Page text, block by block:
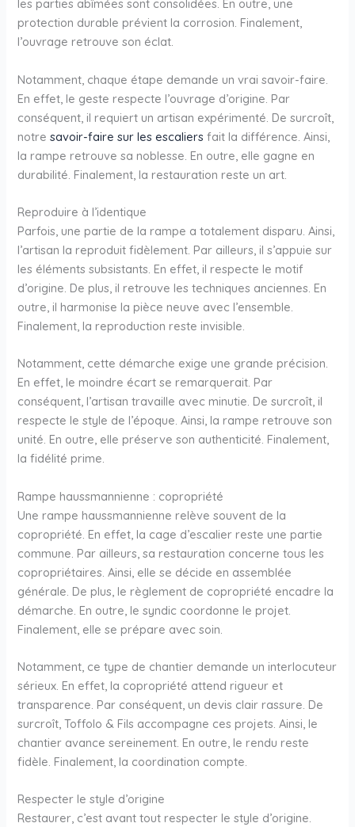
les parties abîmées sont consolidées. En outre, une
protection durable prévient la corrosion. Finalement,
l’ouvrage retrouve son éclat.
Notamment, chaque étape demande un vrai savoir-faire.
En effet, le geste respecte l’ouvrage d’origine. Par
conséquent, il requiert un artisan expérimenté. De surcroît,
notresavoir-faire sur les escaliers fait la différence. Ainsi,
la rampe retrouve sa noblesse. En outre, elle gagne en
durabilité. Finalement, la restauration reste un art.
Reproduire à l’identique
Parfois, une partie de la rampe a totalement disparu. Ainsi,
l’artisan la reproduit fidèlement. Par ailleurs, il s’appuie sur
les éléments subsistants. En effet, il respecte le motif
d’origine. De plus, il retrouve les techniques anciennes. En
outre, il harmonise la pièce neuve avec l’ensemble.
Finalement, la reproduction reste invisible.
Notamment, cette démarche exige une grande précision.
En effet, le moindre écart se remarquerait. Par
conséquent, l’artisan travaille avec minutie. De surcroît, il
respecte le style de l’époque. Ainsi, la rampe retrouve son
unité. En outre, elle préserve son authenticité. Finalement,
la fidélité prime.
Rampe haussmannienne : copropriété
Une rampe haussmannienne relève souvent de la
copropriété. En effet, la cage d’escalier reste une partie
commune. Par ailleurs, sa restauration concerne tous les
copropriétaires. Ainsi, elle se décide en assemblée
générale. De plus, le règlement de copropriété encadre la
démarche. En outre, le syndic coordonne le projet.
Finalement, elle se prépare avec soin.
Notamment, ce type de chantier demande un interlocuteur
sérieux. En effet, la copropriété attend rigueur et
transparence. Par conséquent, un devis clair rassure. De
surcroît, Toffolo & Fils accompagne ces projets. Ainsi, le
chantier avance sereinement. En outre, le rendu reste
fidèle. Finalement, la coordination compte.
Respecter le style d’origine
Restaurer, c’est avant tout respecter le style d’origine.